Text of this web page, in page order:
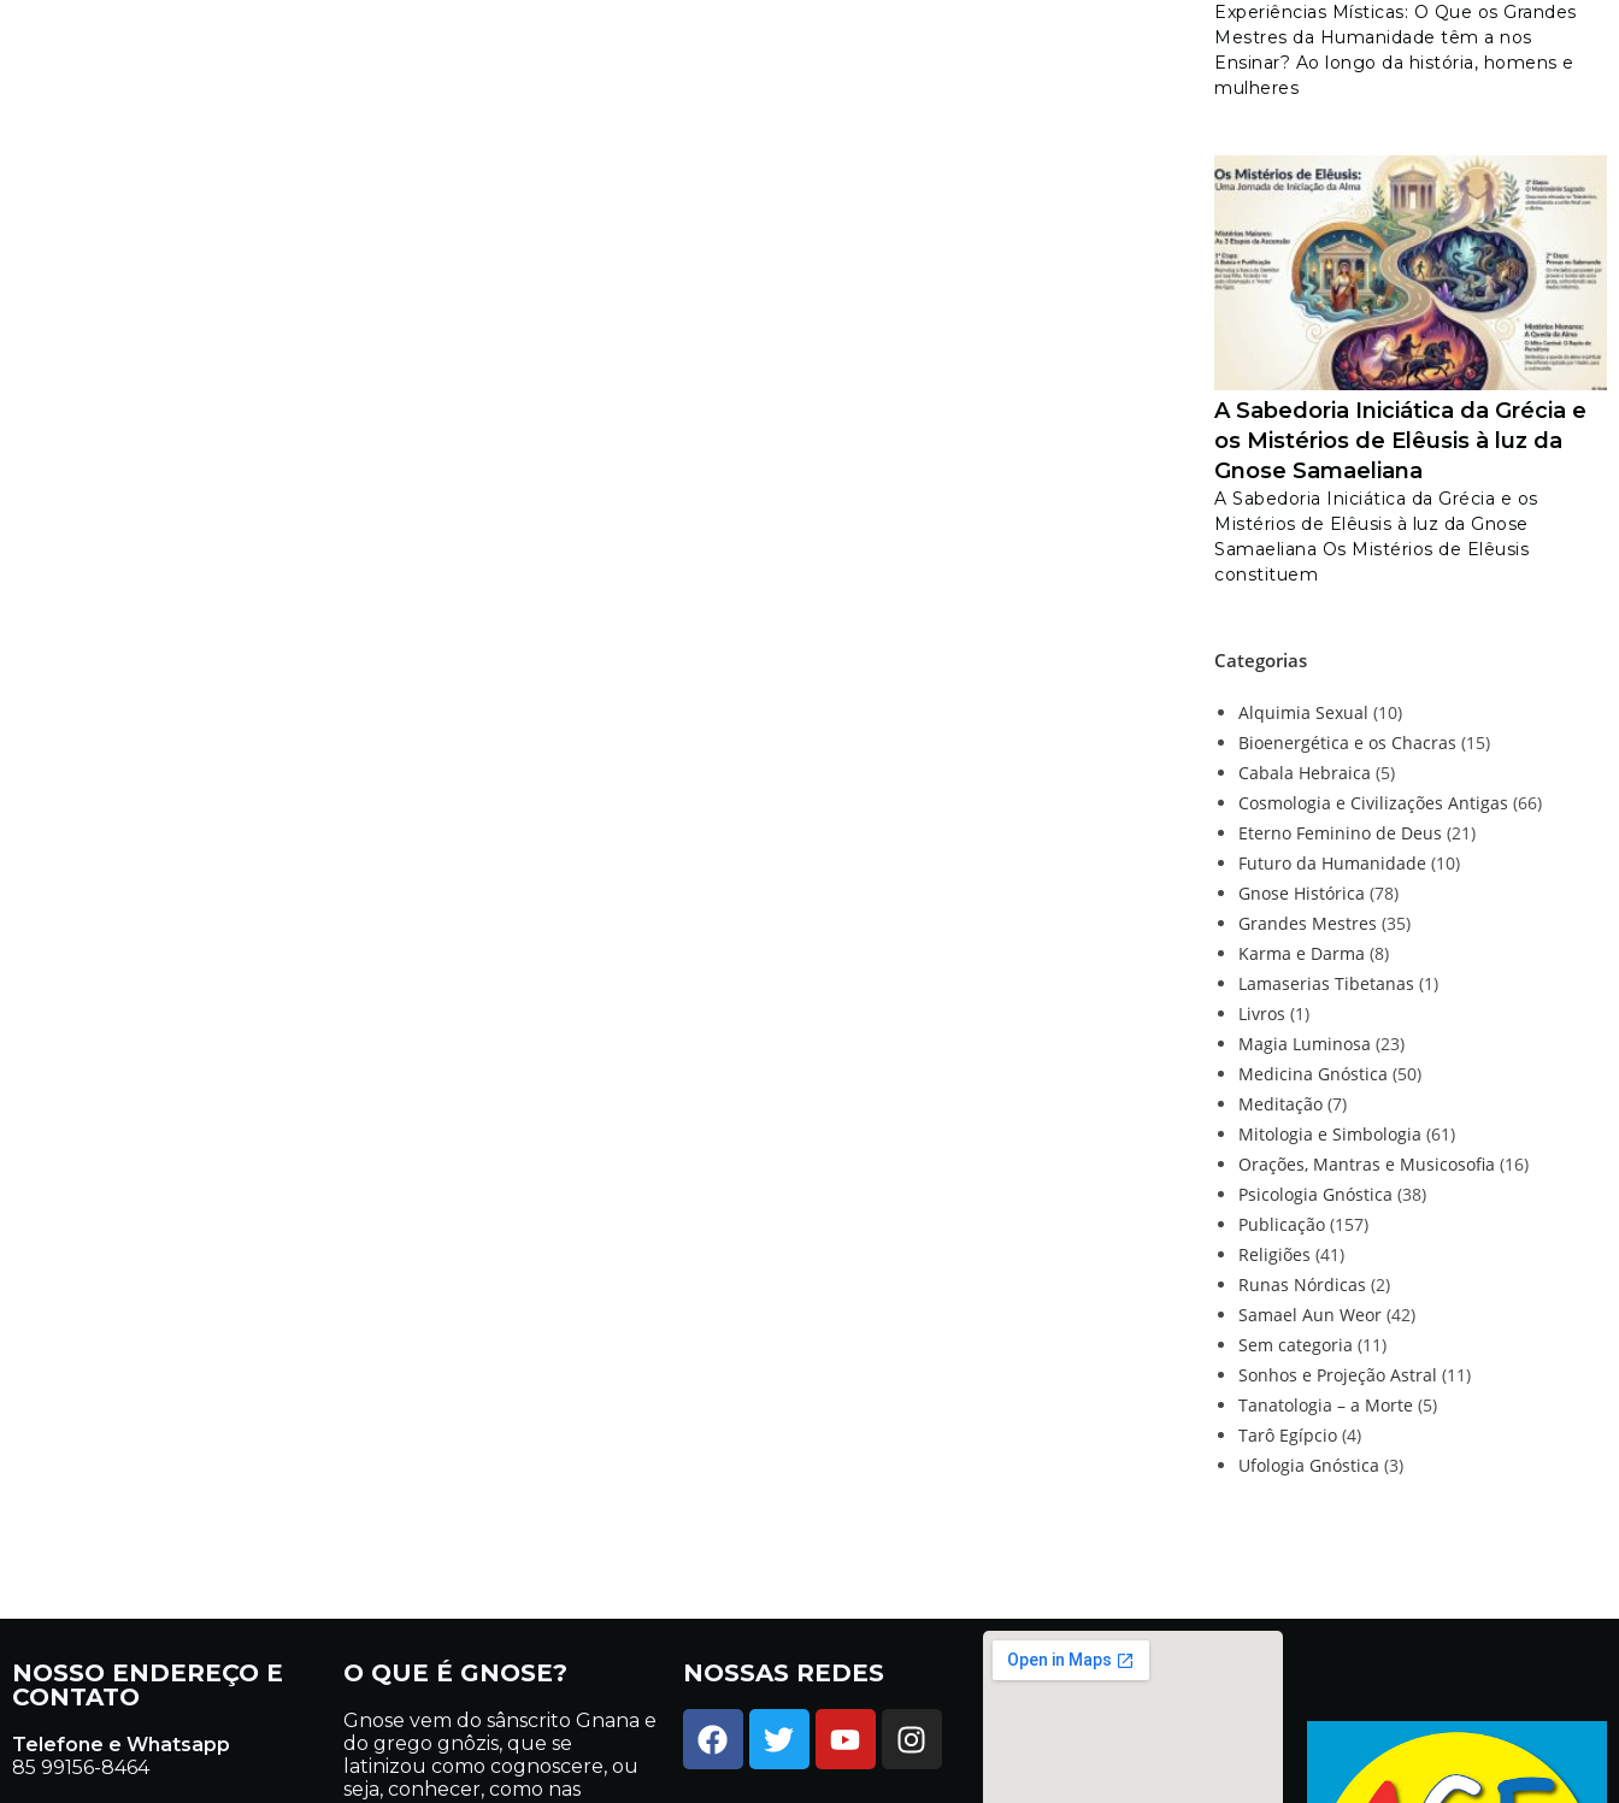
Experiências Místicas: O Que os Grandes
Mestres da Humanidade têm a nos
Ensinar? Ao longo da história, homens e
mulheres
A Sabedoria Iniciática da Grécia e
os Mistérios de Elêusis à luz da
Gnose Samaeliana
A Sabedoria Iniciática da Grécia e os
Mistérios de Elêusis à luz da Gnose
Samaeliana Os Mistérios de Elêusis
constituem
Categorias
Alquimia Sexual (10)
Bioenergética e os Chacras (15)
Cabala Hebraica (5)
Cosmologia e Civilizações Antigas (66)
Eterno Feminino de Deus (21)
Futuro da Humanidade (10)
Gnose Histórica (78)
Grandes Mestres (35)
Karma e Darma (8)
Lamaserias Tibetanas (1)
Livros (1)
Magia Luminosa (23)
Medicina Gnóstica (50)
Meditação (7)
Mitologia e Simbologia (61)
Orações, Mantras e Musicosofia (16)
Psicologia Gnóstica (38)
Publicação (157)
Religiões (41)
Runas Nórdicas (2)
Samael Aun Weor (42)
Sem categoria (11)
Sonhos e Projeção Astral (11)
Tanatologia – a Morte (5)
Tarô Egípcio (4)
Ufologia Gnóstica (3)
NOSSO ENDEREÇO E
CONTATO
Telefone e Whatsapp
85 99156-8464
O QUE É GNOSE?
Gnose vem do sânscrito Gnana e
do grego gnôzis, que se
latinizou como cognoscere, ou
seja, conhecer, como nas
NOSSAS REDES